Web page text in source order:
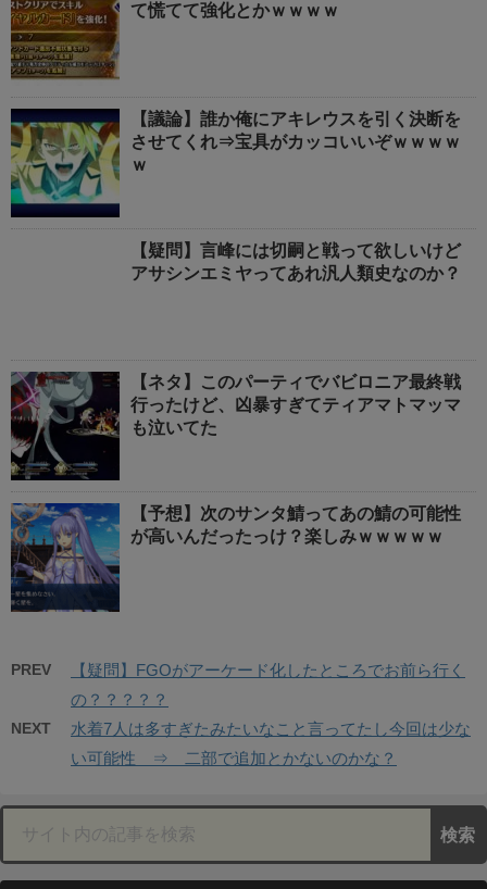
て慌てて強化とかｗｗｗｗ
【議論】誰か俺にアキレウスを引く決断を
させてくれ⇒宝具がカッコいいぞｗｗｗｗ
ｗ
【疑問】言峰には切嗣と戦って欲しいけど
アサシンエミヤってあれ汎人類史なのか？
【ネタ】このパーティでバビロニア最終戦
行ったけど、凶暴すぎてティアマトマッマ
も泣いてた
【予想】次のサンタ鯖ってあの鯖の可能性
が高いんだったっけ？楽しみｗｗｗｗｗ
PREV
【疑問】FGOがアーケード化したところでお前ら行く
の？？？？？
NEXT
水着7人は多すぎたみたいなこと言ってたし今回は少な
い可能性 ⇒ 二部で追加とかないのかな？